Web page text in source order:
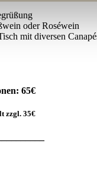
oder Roséwein
mit diversen
65€
zzgl. 35€